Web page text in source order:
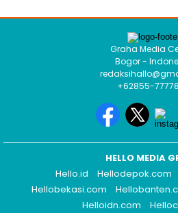
Graha Media
Bogor -
+62855-
HELLO MEDIA
Hello.id
Hellodepok.com
Hellobekasi.com
Helloidn.com